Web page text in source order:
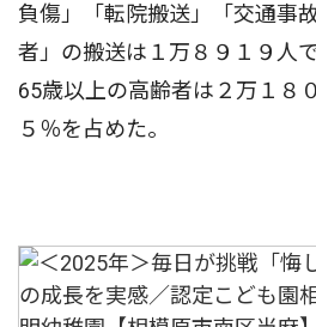
負傷」「転院搬送」「交通事
者」の搬送は１万８９１９人
65歳以上の高齢者は２万１８
５％を占めた。